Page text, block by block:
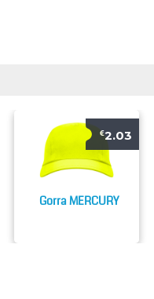
€2.03
Gorra MERCURY